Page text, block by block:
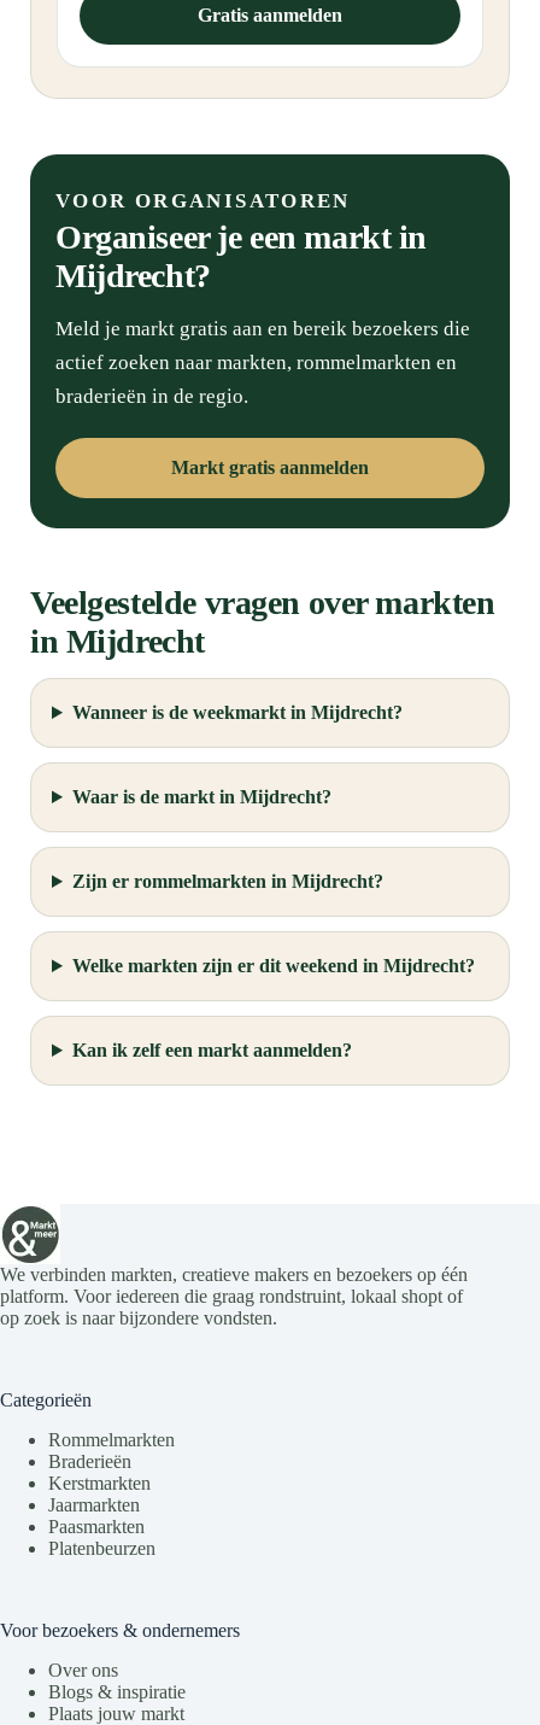
E
m
a
i
Gratis aanmelden
VOOR ORGANISATOREN
Organiseer je een markt in
Mijdrecht?
Meld je markt gratis aan en bereik bezoekers die
actief zoeken naar markten, rommelmarkten en
braderieën in de regio.
Markt gratis aanmelden
Veelgestelde vragen over markten
in Mijdrecht
Wanneer is de weekmarkt in Mijdrecht?
Waar is de markt in Mijdrecht?
Zijn er rommelmarkten in Mijdrecht?
Welke markten zijn er dit weekend in Mijdrecht?
Kan ik zelf een markt aanmelden?
We verbinden markten, creatieve makers en bezoekers op één
platform. Voor iedereen die graag rondstruint, lokaal shopt of
op zoek is naar bijzondere vondsten.
Categorieën
Rommelmarkten
Braderieën
Kerstmarkten
Jaarmarkten
Paasmarkten
Platenbeurzen
Voor bezoekers & ondernemers
Over ons
Blogs & inspiratie
Plaats jouw markt